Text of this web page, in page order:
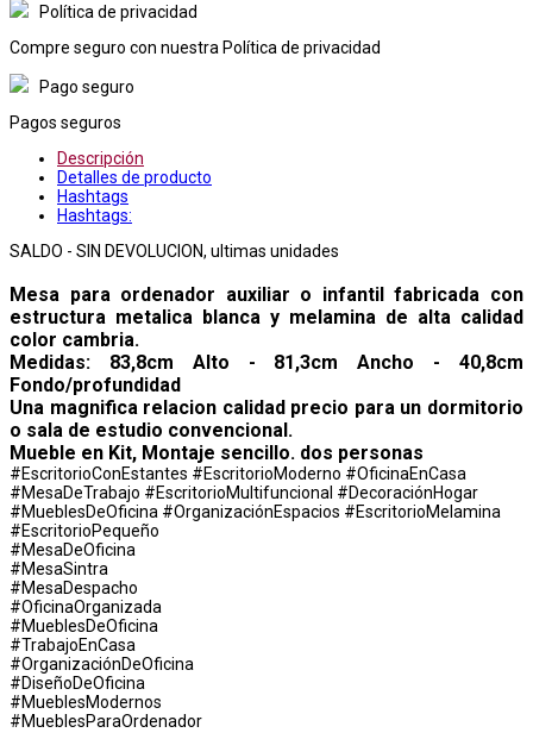
Política de privacidad
Compre seguro con nuestra Política de privacidad
Pago seguro
Pagos seguros
Descripción
Detalles de producto
Hashtags
Hashtags:
SALDO - SIN DEVOLUCION, ultimas unidades
Mesa para ordenador auxiliar o infantil fabricada con
estructura metalica blanca y melamina de alta calidad
color cambria.
Medidas: 83,8cm Alto - 81,3cm Ancho - 40,8cm
Fondo/profundidad
Una magnifica relacion calidad precio para un dormitorio
o sala de estudio convencional.
Mueble en Kit, Montaje sencillo. dos personas
#EscritorioConEstantes #EscritorioModerno #OficinaEnCasa
#MesaDeTrabajo #EscritorioMultifuncional #DecoraciónHogar
#MueblesDeOficina #OrganizaciónEspacios #EscritorioMelamina
#EscritorioPequeño
#MesaDeOficina
#MesaSintra
#MesaDespacho
#OficinaOrganizada
#MueblesDeOficina
#TrabajoEnCasa
#OrganizaciónDeOficina
#DiseñoDeOficina
#MueblesModernos
#MueblesParaOrdenador